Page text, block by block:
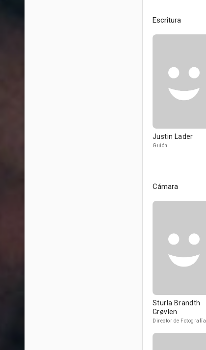
Escritura
Justin Lader
Guión
Cámara
Sturla Brandth
Grøvlen
Director de Fotografía